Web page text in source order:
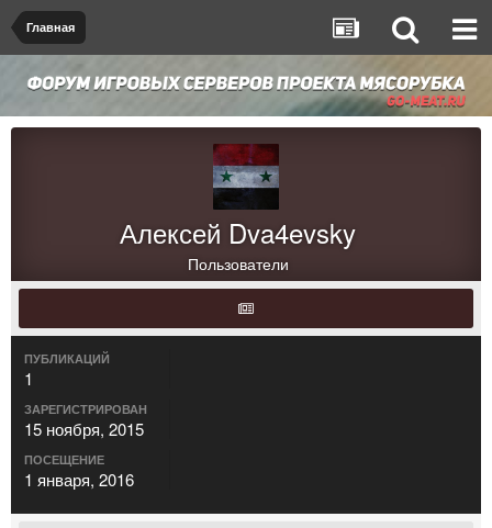
Главная
Алексей Dva4evsky
Пользователи
ПУБЛИКАЦИЙ
1
ЗАРЕГИСТРИРОВАН
15 ноября, 2015
ПОСЕЩЕНИЕ
1 января, 2016